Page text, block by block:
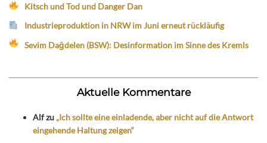
Kitsch und Tod und Danger Dan
Industrieproduktion in NRW im Juni erneut rückläufig
Sevim Dağdelen (BSW): Desinformation im Sinne des Kremls
Aktuelle Kommentare
Alfzu „Ich sollte eine einladende, aber nicht auf die Antwort
eingehende Haltung zeigen“